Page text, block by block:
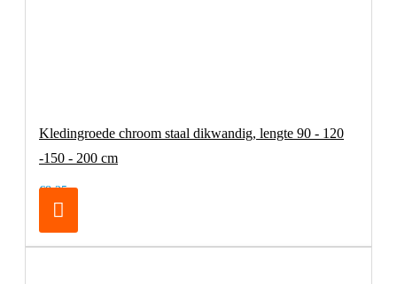
Kledingroede chroom staal dikwandig, lengte 90 - 120
-150 - 200 cm
€8,25